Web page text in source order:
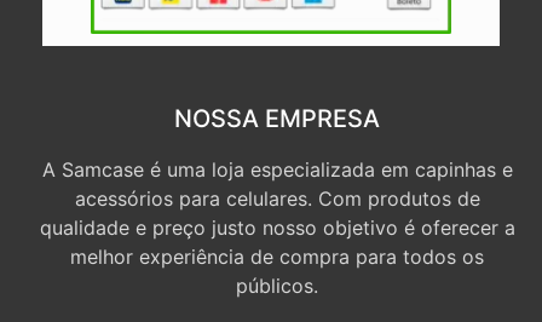
NOSSA EMPRESA
A Samcase é uma loja especializada em capinhas e
acessórios para celulares. Com produtos de
qualidade e preço justo nosso objetivo é oferecer a
melhor experiência de compra para todos os
públicos.